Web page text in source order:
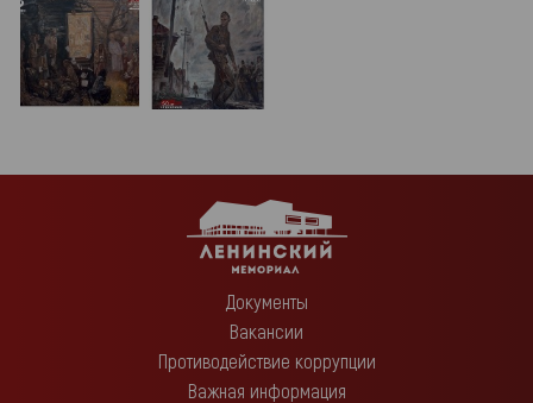
Документы
Вакансии
Противодействие коррупции
Важная информация